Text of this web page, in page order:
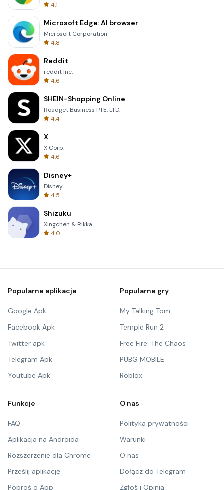
4.1
Microsoft Edge: AI browser
Microsoft Corporation
4.8
Reddit
reddit Inc.
4.6
SHEIN-Shopping Online
Roadget Business PTE. LTD.
4.4
X
X Corp.
4.6
Disney+
Disney
4.5
Shizuku
Xingchen & Rikka
4.0
Popularne aplikacje
Google Apk
Facebook Apk
Twitter apk
Telegram Apk
Youtube Apk
Popularne gry
My Talking Tom
Temple Run 2
Free Fire: The Chaos
PUBG MOBILE
Roblox
Funkcje
FAQ
Aplikacja na Androida
Rozszerzenie dla Chrome
Prześlij aplikację
Poproś o App
O nas
Polityka prywatności
Warunki
O nas
Dołącz do Telegram
Zgłoś i Opinia